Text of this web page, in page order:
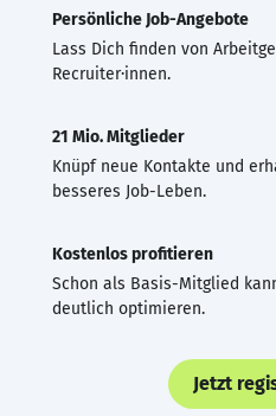
Persönliche Job-Angebote
Lass Dich finden von
Recruiter·innen.
21 Mio. Mitglieder
Knüpf neue Kontakte und
besseres Job-Leben.
Kostenlos profitieren
Schon als Basis-Mitglied
deutlich optimieren.
Jetzt